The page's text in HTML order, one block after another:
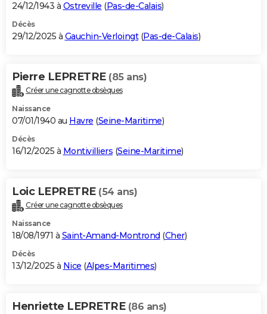
24/12/1943 à Ostreville (Pas-de-Calais)
Décès
29/12/2025 à Gauchin-Verloingt(Pas-de-Calais)
Pierre LEPRETRE (85 ans)
Créer une cagnotte obsèques
Naissance
07/01/1940 au Havre (Seine-Maritime)
Décès
16/12/2025 à Montivilliers (Seine-Maritime)
Loic LEPRETRE (54 ans)
Créer une cagnotte obsèques
Naissance
18/08/1971 à Saint-Amand-Montrond (Cher)
Décès
13/12/2025 à Nice (Alpes-Maritimes)
Henriette LEPRETRE (86 ans)